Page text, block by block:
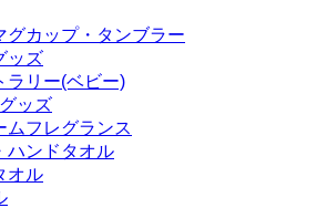
グカップ・タンブラー
ッズ
ラリー(ベビー)
ッズ
ムフレグランス
ハンドタオル
オル